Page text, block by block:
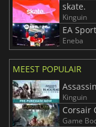
skate.
Kinguin
EA
Eneba
MEEST POPULAIR
Kinguin
Corsair
Game